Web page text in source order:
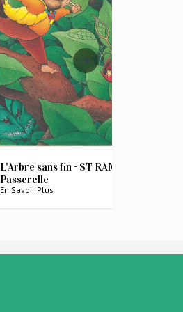
L'Arbre sans fin - ST RAMBERT (42), La
Passerelle
En Savoir Plus